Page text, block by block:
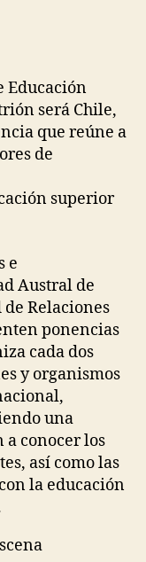
Educación
será Chile,
que reúne a
de
superior
e
Austral de
Relaciones
ponencias
cada dos
y organismos
una
a conocer los
así como las
la educación